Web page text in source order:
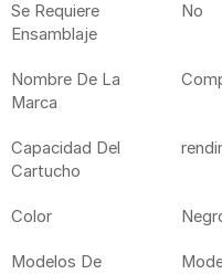
Se Requiere
Ensamblaje
No
Nombre De La
Marca
Capacidad Del
Cartucho
Color
Modelos De